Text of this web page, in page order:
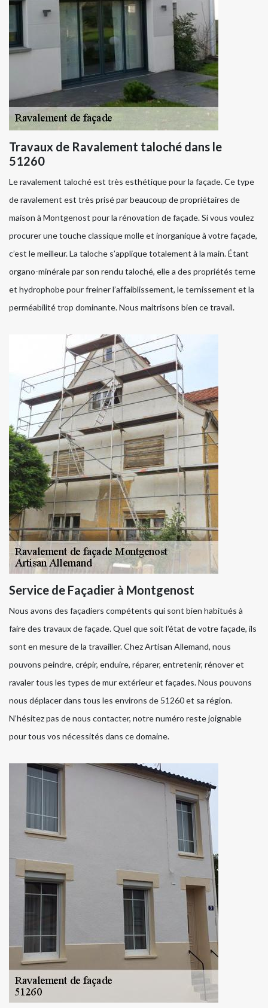
Travaux de Ravalement taloché dans le
51260
Le ravalement taloché est très esthétique pour la façade. Ce type
de ravalement est très prisé par beaucoup de propriétaires de
maison à Montgenost pour la rénovation de façade. Si vous voulez
procurer une touche classique molle et inorganique à votre façade,
c’est le meilleur. La taloche s’applique totalement à la main. Étant
organo-minérale par son rendu taloché, elle a des propriétés terne
et hydrophobe pour freiner l’affaiblissement, le ternissement et la
perméabilité trop dominante. Nous maitrisons bien ce travail.
Service de Façadier à Montgenost
Nous avons des façadiers compétents qui sont bien habitués à
faire des travaux de façade. Quel que soit l’état de votre façade, ils
sont en mesure de la travailler. Chez Artisan Allemand, nous
pouvons peindre, crépir, enduire, réparer, entretenir, rénover et
ravaler tous les types de mur extérieur et façades. Nous pouvons
nous déplacer dans tous les environs de 51260 et sa région.
N’hésitez pas de nous contacter, notre numéro reste joignable
pour tous vos nécessités dans ce domaine.